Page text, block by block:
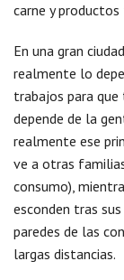
carne y
En una gran
realmente lo
trabajos para
depende de la
realmente ese
ve a otras
consumo),
esconden tras
paredes de las
largas distancias.